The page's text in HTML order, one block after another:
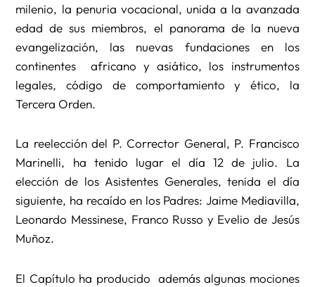
milenio, la penuria vocacional, unida a la avanzada
edad de sus miembros, el panorama de la nueva
evangelización, las nuevas fundaciones en los
continentes africano y asiático, los instrumentos
legales, código de comportamiento y ético, la
Tercera Orden.
La reelección del P. Corrector General, P. Francisco
Marinelli, ha tenido lugar el día 12 de julio. La
elección de los Asistentes Generales, tenida el día
siguiente, ha recaído en los Padres: Jaime Mediavilla,
Leonardo Messinese, Franco Russo y Evelio de Jesús
Muñoz.
El Capítulo ha producido además algunas mociones